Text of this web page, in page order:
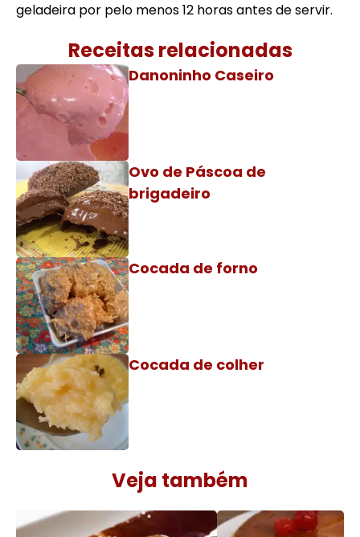
geladeira por pelo menos 12 horas antes de servir.
Receitas relacionadas
Danoninho Caseiro
Ovo de Páscoa de
brigadeiro
Cocada de forno
Cocada de colher
Veja também